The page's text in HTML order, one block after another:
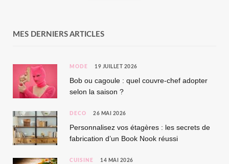
MES DERNIERS ARTICLES
MODE 19 JUILLET 2026
Bob ou cagoule : quel couvre-chef adopter
selon la saison ?
DÉCO 26 MAI 2026
Personnalisez vos étagères : les secrets de
fabrication d’un Book Nook réussi
CUISINE 14 MAI 2026